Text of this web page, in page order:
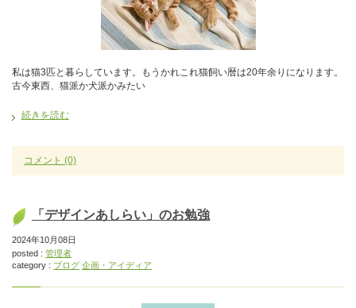
私は猫3匹と暮らしています。もうかれこれ猫飼い暦は20年余りになります。
古今東西、猫派か犬派かみたい
続きを読む
コメント (0)
「デザインあしらい」のお勉強
2024年10月08日
posted : 管理者
category : ブログ 企画・アイディア